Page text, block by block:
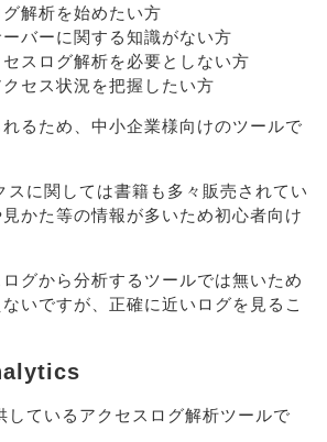
解析を始めたい方
ーバーに関する知識がない方
セスログ解析を必要としない方
クセス状況を把握したい方
るため、中小企業様向けのツールで
スに関しては書籍も多々販売されてい
かた等の情報が多いため初心者向け
グから分析するツールでは無いため
いですが、正確に近いログを見るこ
しているアクセスログ解析ツールで